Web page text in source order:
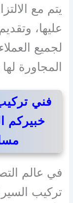
يتم مع
عليها،
لجميع
المجاورة
فني
خبيركم
في عالم
تركيب